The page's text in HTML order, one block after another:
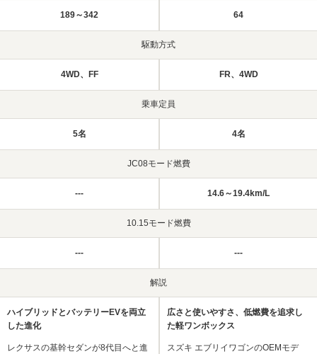
189～342 64
駆動方式
4WD、FF FR、4WD
乗車定員
5名 4名
JC08モード燃費
--- 14.6～19.4km/L
10.15モード燃費
--- ---
解説
ハイブリッドとバッテリーEVを両立
した進化
レクサスの基幹セダンが8代目へと進
広さと使いやすさ、低燃費を追求し
た軽ワンボックス
スズキ エブリイワゴンのOEMモデ